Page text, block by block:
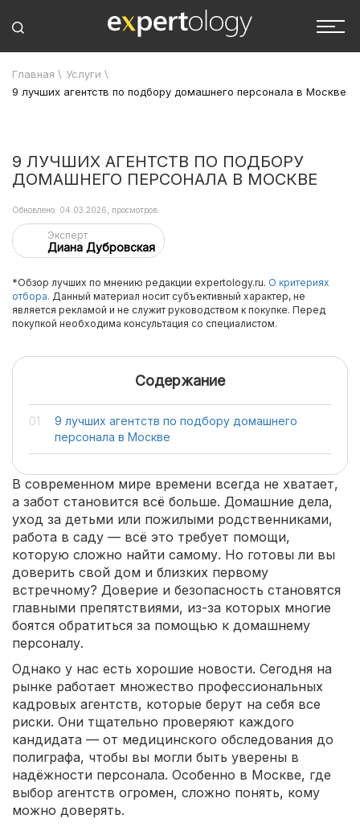
Главная \ Услуги \
9 лучших агентств по подбору домашнего персонала в Москве
9 ЛУЧШИХ АГЕНТСТВ ПО ПОДБОРУ
ДОМАШНЕГО ПЕРСОНАЛА В МОСКВЕ
Эксперт
Диана Дубровская
Обновлено: 04.03.2026, просмотров:
*Обзор лучших по мнению редакции expertology.ru. О критериях
отбора. Данный материал носит субъективный характер, не
является рекламой и не служит руководством к покупке. Перед
покупкой необходима консультация со специалистом.
Содержание
9 лучших агентств по подбору домашнего
персонала в Москве
В современном мире времени всегда не хватает,
а забот становится всё больше. Домашние дела,
уход за детьми или пожилыми родственниками,
работа в саду — всё это требует помощи,
которую сложно найти самому. Но готовы ли вы
доверить свой дом и близких первому
встречному? Доверие и безопасность становятся
главными препятствиями, из-за которых многие
боятся обратиться за помощью к домашнему
персоналу.
Однако у нас есть хорошие новости. Сегодня на
рынке работает множество профессиональных
кадровых агентств, которые берут на себя все
риски. Они тщательно проверяют каждого
кандидата — от медицинского обследования до
полиграфа, чтобы вы могли быть уверены в
надёжности персонала. Особенно в Москве, где
выбор агентств огромен, сложно понять, кому
можно доверять.